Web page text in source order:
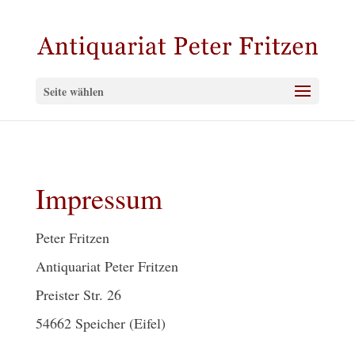
Seite wählen
Impressum
Peter Fritzen
Antiquariat Peter Fritzen
Preister Str. 26
54662 Speicher (Eifel)